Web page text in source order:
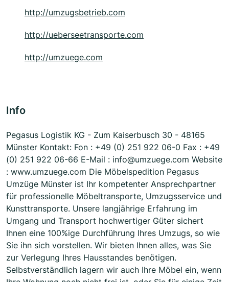
http://umzugsbetrieb.com
http://ueberseetransporte.com
http://umzuege.com
Info
Pegasus Logistik KG - Zum Kaiserbusch 30 - 48165
Münster Kontakt: Fon : +49 (0) 251 922 06-0 Fax : +49
(0) 251 922 06-66 E-Mail : info@umzuege.com Website
: www.umzuege.com Die Möbelspedition Pegasus
Umzüge Münster ist Ihr kompetenter Ansprechpartner
für professionelle Möbeltransporte, Umzugsservice und
Kunsttransporte. Unsere langjährige Erfahrung im
Umgang und Transport hochwertiger Güter sichert
Ihnen eine 100%ige Durchführung Ihres Umzugs, so wie
Sie ihn sich vorstellen. Wir bieten Ihnen alles, was Sie
zur Verlegung Ihres Hausstandes benötigen.
Selbstverständlich lagern wir auch Ihre Möbel ein, wenn